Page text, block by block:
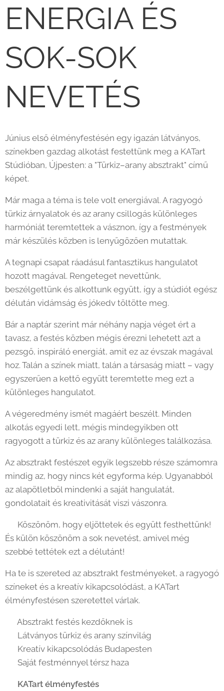
ENERGIA ÉS
SOK-SOK
NEVETÉS 🎨
Június első élményfestésén egy igazán látványos,
színekben gazdag alkotást festettünk meg a KATart
Stúdióban, Újpesten: a "Türkiz–arany absztrakt" című
képet. 💙✨
Már maga a téma is tele volt energiával. A ragyogó
türkiz árnyalatok és az arany csillogás különleges
harmóniát teremtettek a vásznon, így a festmények
már készülés közben is lenyűgözően mutattak.
A tegnapi csapat ráadásul fantasztikus hangulatot
hozott magával. Rengeteget nevettünk,
beszélgettünk és alkottunk együtt, így a stúdiót egész
délután vidámság és jókedv töltötte meg. 😄🎨
Bár a naptár szerint már néhány napja véget ért a
tavasz, a festés közben mégis érezni lehetett azt a
pezsgő, inspiráló energiát, amit ez az évszak magával
hoz. Talán a színek miatt, talán a társaság miatt – vagy
egyszerűen a kettő együtt teremtette meg ezt a
különleges hangulatot. 🌿✨
A végeredmény ismét magáért beszélt. Minden
alkotás egyedi lett, mégis mindegyikben ott
ragyogott a türkiz és az arany különleges találkozása.
Az absztrakt festészet egyik legszebb része számomra
mindig az, hogy nincs két egyforma kép. Ugyanabból
az alapötletből mindenki a saját hangulatát,
gondolatait és kreativitását viszi vászonra.
✨ Köszönöm, hogy eljöttetek és együtt festhettünk!
És külön köszönöm a sok nevetést, amivel még
szebbé tettétek ezt a délutánt! 💛
Ha te is szereted az absztrakt festményeket, a ragyogó
színeket és a kreatív kikapcsolódást, a KATart
élményfestésen szeretettel várlak.
✔️ Absztrakt festés kezdőknek is
✔️ Látványos türkiz és arany színvilág
✔️ Kreatív kikapcsolódás Budapesten
✔️ Saját festménnyel térsz haza
KATart élményfestés